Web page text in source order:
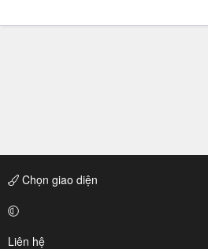
Chọn giao diện
Liên hệ